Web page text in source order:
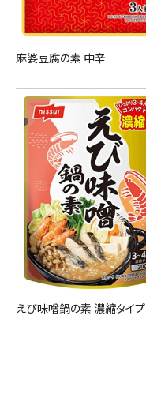
麻婆豆腐の素 中辛
えび味噌鍋の素 濃縮タイプ